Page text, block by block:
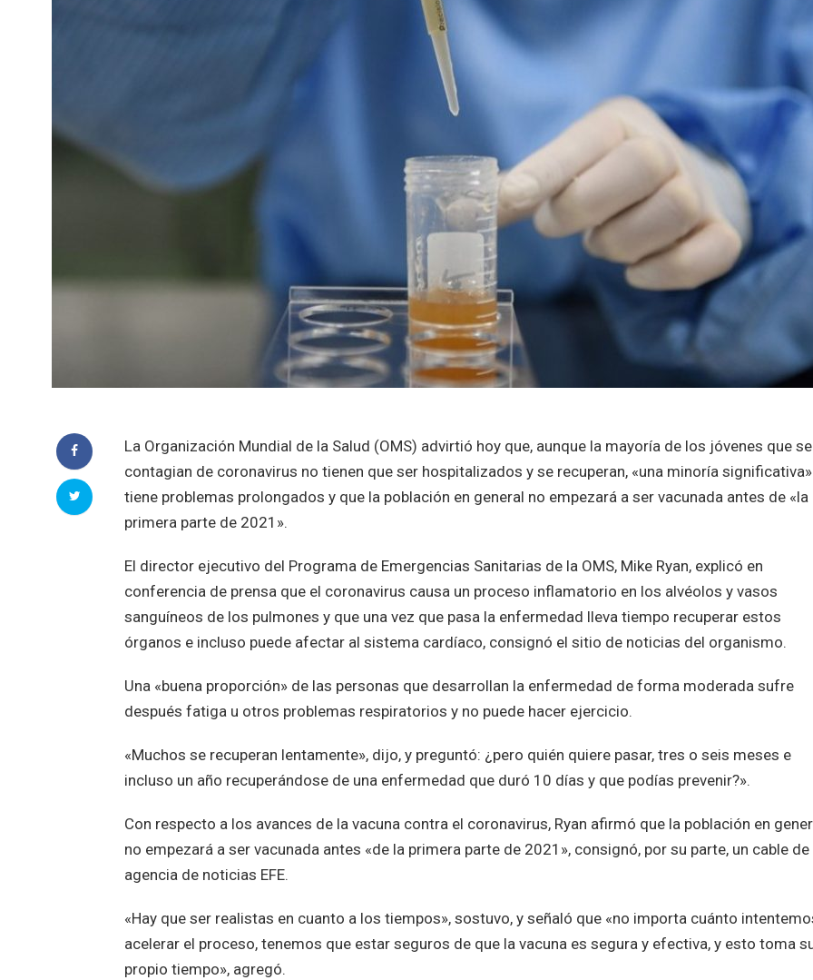
La Organización Mundial de la Salud (OMS) advirtió hoy que, aunque la mayoría de los jóvenes que se
contagian de coronavirus no tienen que ser hospitalizados y se recuperan, «una minoría significativa»
tiene problemas prolongados y que la población en general no empezará a ser vacunada antes de «la
primera parte de 2021».
El director ejecutivo del Programa de Emergencias Sanitarias de la OMS, Mike Ryan, explicó en
conferencia de prensa que el coronavirus causa un proceso inflamatorio en los alvéolos y vasos
sanguíneos de los pulmones y que una vez que pasa la enfermedad lleva tiempo recuperar estos
órganos e incluso puede afectar al sistema cardíaco, consignó el sitio de noticias del organismo.
Una «buena proporción» de las personas que desarrollan la enfermedad de forma moderada sufre
después fatiga u otros problemas respiratorios y no puede hacer ejercicio.
«Muchos se recuperan lentamente», dijo, y preguntó: ¿pero quién quiere pasar, tres o seis meses e
incluso un año recuperándose de una enfermedad que duró 10 días y que podías prevenir?».
Con respecto a los avances de la vacuna contra el coronavirus, Ryan afirmó que la población en
no empezará a ser vacunada antes «de la primera parte de 2021», consignó, por su parte, un cable de
agencia de noticias EFE.
«Hay que ser realistas en cuanto a los tiempos», sostuvo, y señaló que «no importa cuánto
acelerar el proceso, tenemos que estar seguros de que la vacuna es segura y efectiva, y esto toma
propio tiempo», agregó.